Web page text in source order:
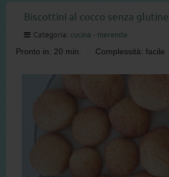
Biscottini al cocco senza glutine
Categoria: cucina - merende
Pronto in: 20 min. Complessità: facile